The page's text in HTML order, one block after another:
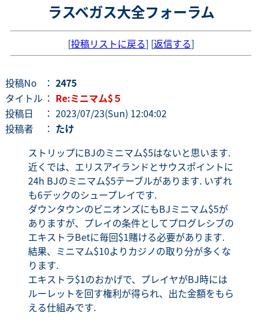
ラスベガス大全フォーラム
[投稿リストに戻る] [返信する]
投稿No ： 2475
タイトル ： Re:ミニマム$５
投稿日
： 2023/07/23(Sun) 12:04:02
投稿者
： たけ
ストリップにBJのミニマム$5はないと思います.
近くでは、エリスアイランドとサウスポイントに
24h BJのミニマム$5テーブルがあります. いずれ
も6デックのシュープレイです.
ダウンタウンのビニオンズにもBJミニマム$5が
ありますが、プレイの条件としてプログレシブの
エキストラBetに毎回$1賭ける必要があります.
結果、ミニマム$10よりカジノの取り分が多くな
ります.
エキストラ$1のおかげで、プレイヤがBJ時には
ルーレットを回す権利が得られ、出た金額をもら
える仕組みです.